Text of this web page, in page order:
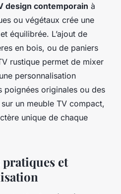
design contemporain à
ou végétaux crée une
équilibrée. L’ajout de
en bois, ou de paniers
rustique permet de mixer
personnalisation
poignées originales ou des
un meuble TV compact,
unique de chaque
et